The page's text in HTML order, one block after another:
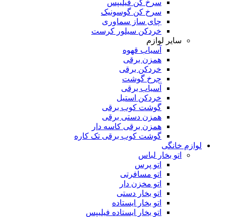
سرخ کن فیلیپس
سرخ کن گوسونیک
چای ساز سماوری
خردکن سیلور کرست
سایر لوازم
آسیاب قهوه
همزن برقی
خردکن برقی
چرخ گوشت
آسیاب برقی
خردکن استیل
گوشت کوب برقی
همزن دستی برقی
همزن برقی کاسه دار
گوشت کوب برقی تک کاره
لوازم خانگی
اتو بخار لباس
اتو پرس
اتو مسافرتی
اتو مخزن دار
اتو بخار دستی
اتو بخار ایستاده
اتو بخار ایستاده فیلیپس